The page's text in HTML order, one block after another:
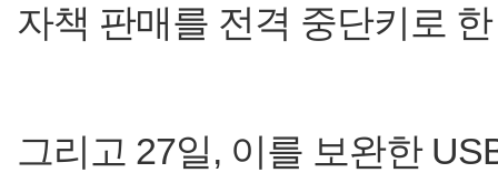
자책 판매를 전격 중단키로
그리고 27일, 이를 보완한